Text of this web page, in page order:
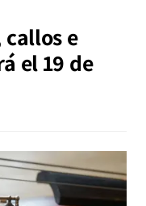
e
el 19 de